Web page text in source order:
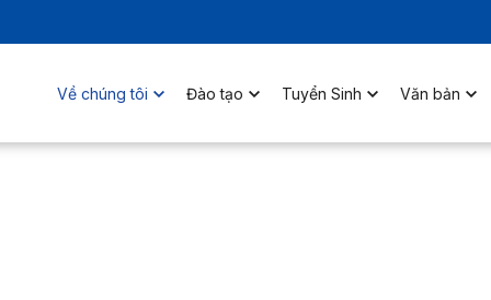
Về chúng tôi Đào tạo Tuyển Sinh Văn bản